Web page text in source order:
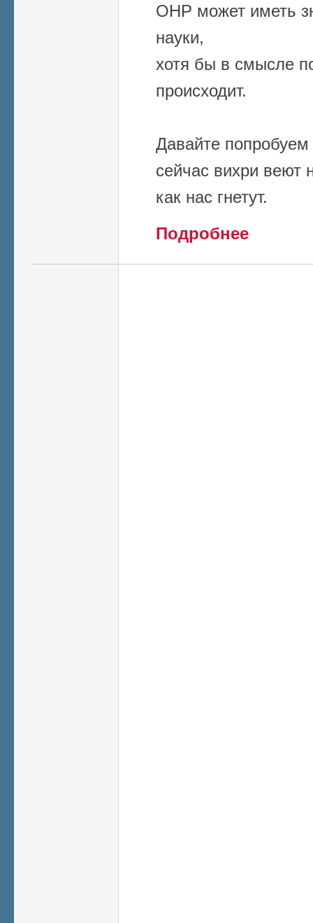
ОНР может иметь
науки,
хотя бы в смысле
происходит.
Давайте
сейчас вихри веют
как нас гнетут.
Подробнее